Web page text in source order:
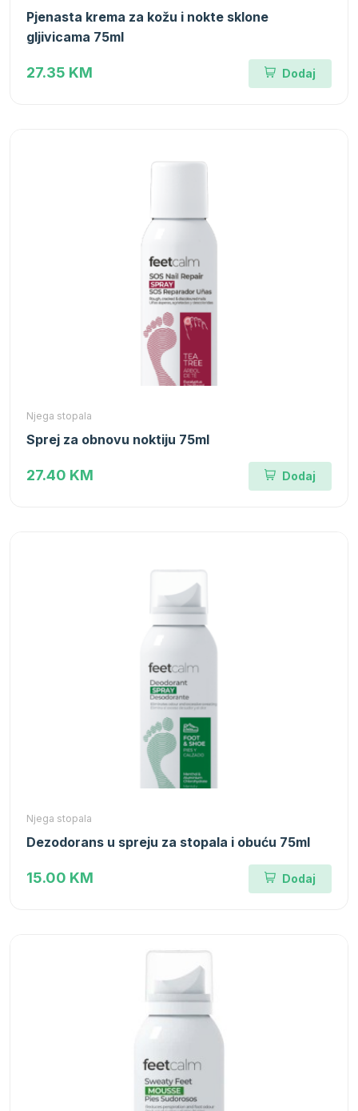
Pjenasta krema za kožu i nokte sklone
gljivicama 75ml
27.35 KM Dodaj
Njega stopala
Sprej za obnovu noktiju 75ml
27.40 KM Dodaj
Njega stopala
Dezodorans u spreju za stopala i obuću 75ml
15.00 KM Dodaj